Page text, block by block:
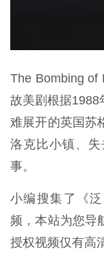
The Bombing of
故美剧根据1988
难展开的英国苏
洛克比小镇、
事。
小编搜集了《
频，本站为您导
授权视频仅有高